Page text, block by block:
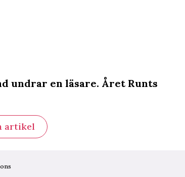
undrar en läsare. Året Runts
artikel